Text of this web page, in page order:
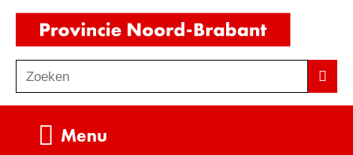
Ga
de
inhoud
o
Zoeken
Menu